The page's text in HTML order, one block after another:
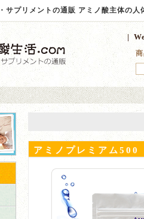
サプリメントの通販 アミノ酸主体の人
|
アミノプレミアム500